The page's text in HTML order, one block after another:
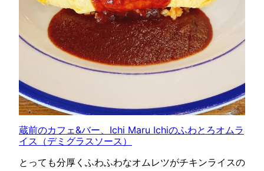
蔵前のカフェ&バー、Ichi Maru Ichiのふわとろオムラ
イス（デミグラスソース）
とっても分厚くふわふわなオムレツがチキンライスの